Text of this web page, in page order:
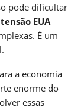
pode dificultar
tensão EUA
É um
a economia
enorme do
essas